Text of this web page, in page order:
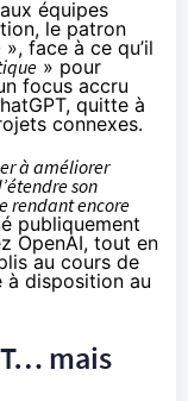
équipes
le patron
», face à ce qu’il
» pour
focus accru
quitte à
connexes.
à améliorer
son
rendant encore
publiquement
OpenAI, tout en
au cours de
à disposition au
mais